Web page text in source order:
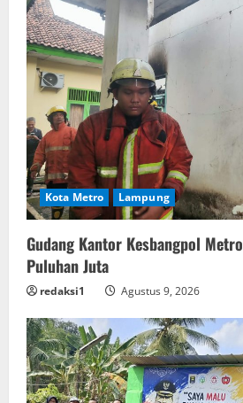
Kota Metro Lampung
Gudang Kantor Kesbangpol
Puluhan Juta
redaksi1 Agustus 9, 2026